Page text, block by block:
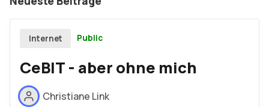
Internet Public
CeBIT - aber ohne mich
Christiane Link